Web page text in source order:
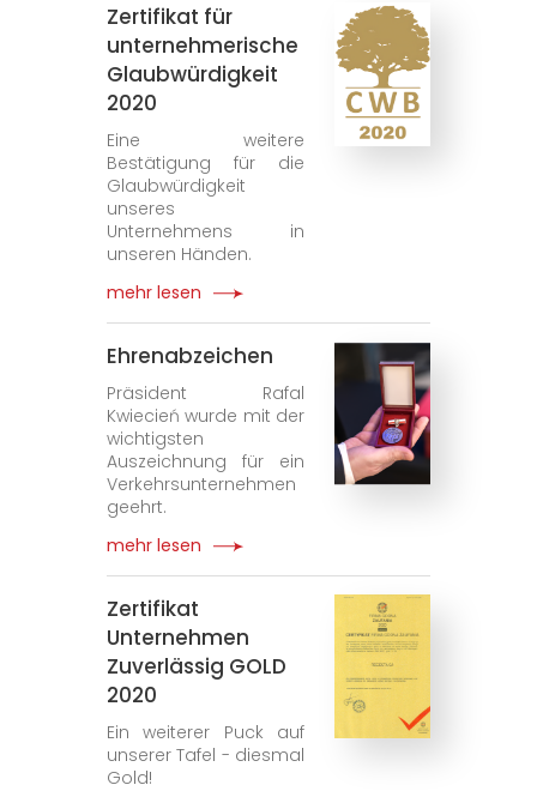
Zertifikat für
unternehmerische
Glaubwürdigkeit
2020
Eine weitere
Bestätigung für die
Glaubwürdigkeit
unseres
Unternehmens in
unseren Händen.
mehr lesen
Ehrenabzeichen
Präsident Rafal
Kwiecień wurde mit der
wichtigsten
Auszeichnung für ein
Verkehrsunternehmen
geehrt.
mehr lesen
Zertifikat
Unternehmen
Zuverlässig GOLD
2020
Ein weiterer Puck auf
unserer Tafel - diesmal
Gold!